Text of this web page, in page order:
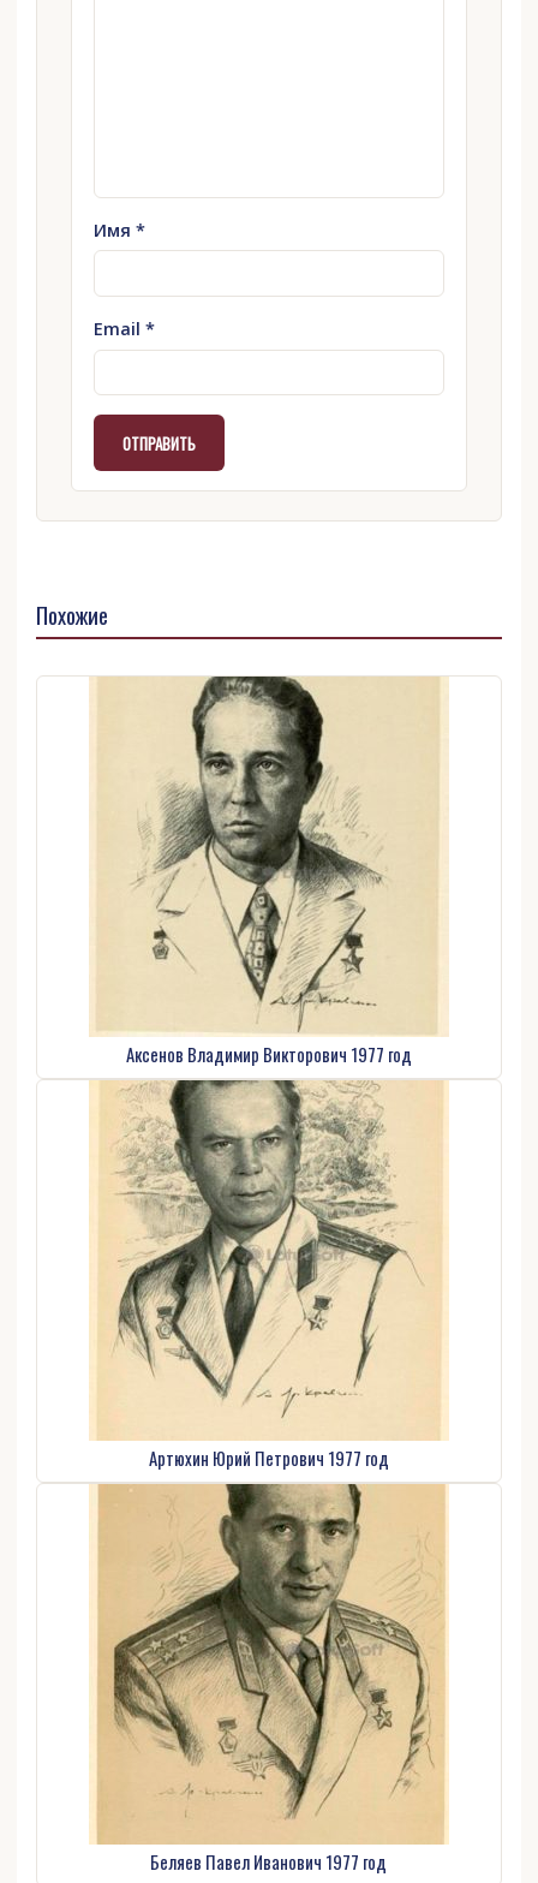
Имя *
Email *
Похожие
Аксенов Владимир Викторович 1977 год
Артюхин Юрий Петрович 1977 год
Беляев Павел Иванович 1977 год